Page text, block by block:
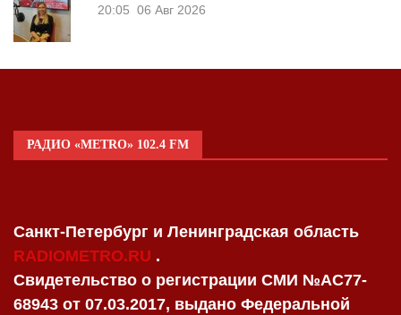
20:05 06 Авг 2026
РАДИО «METRO» 102.4 FM
Санкт-Петербург и Ленинградская область
RADIOMETRO.RU .
Свидетельство о регистрации СМИ №AC77-
68943 от 07.03.2017, выдано Федеральной